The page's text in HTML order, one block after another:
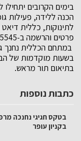
בימים הקרובים
הכנה ללידה, פעילות
לתינוקות, כללית דיאט
פרטים והרשמה ב-5545* ובמייל
במתחם הכללית נחנך
בתיאום תור מראש.
כתבות נוספות
בטקס חגיגי נחנכה
בקניון עופר